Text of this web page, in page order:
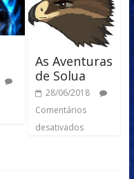
As Aventuras
de Solua
28/06/2018
Comentários
desativados